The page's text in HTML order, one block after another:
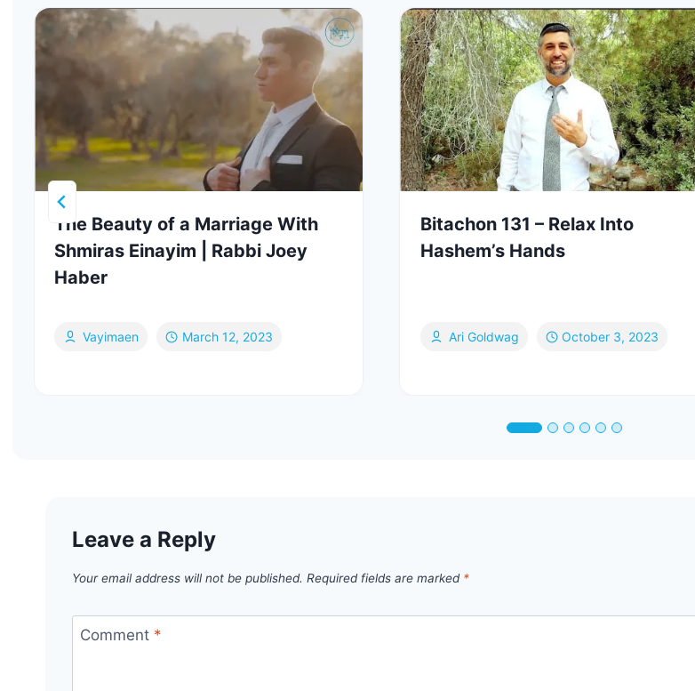
The Beauty of a Marriage With
Shmiras Einayim | Rabbi Joey
Haber
Vayimaen March 12, 2023
Bitachon 131 – Relax Into
Hashem’s Hands
Ari Goldwag October 3, 2023
Leave a Reply
Your email address will not be published. Required fields are marked *
Comment *